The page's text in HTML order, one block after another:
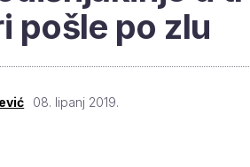
pošle po zlu
08. lipanj 2019.